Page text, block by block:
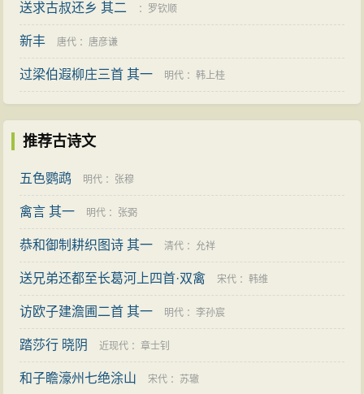
送求古叔还乡 其二 ： 罗钦顺
新丰 唐代 ： 唐彦谦
过梁伯遐柳庄三首 其一 明代 ：韩上桂
推荐古诗文
五色鹦鹉 明代 ： 张穆
禽言 其一 明代 ： 张弼
恭和御制耕织图诗 其一 清代 ： 允祥
送兄弟还都至长葛河上四首·双禽 宋代 ：韩维
访欧子建澹圃二首 其一 明代 ：李孙宸
踏莎行 晓阴 近现代 ：章士钊
和子瞻濠州七绝涂山 宋代 ： 苏辙